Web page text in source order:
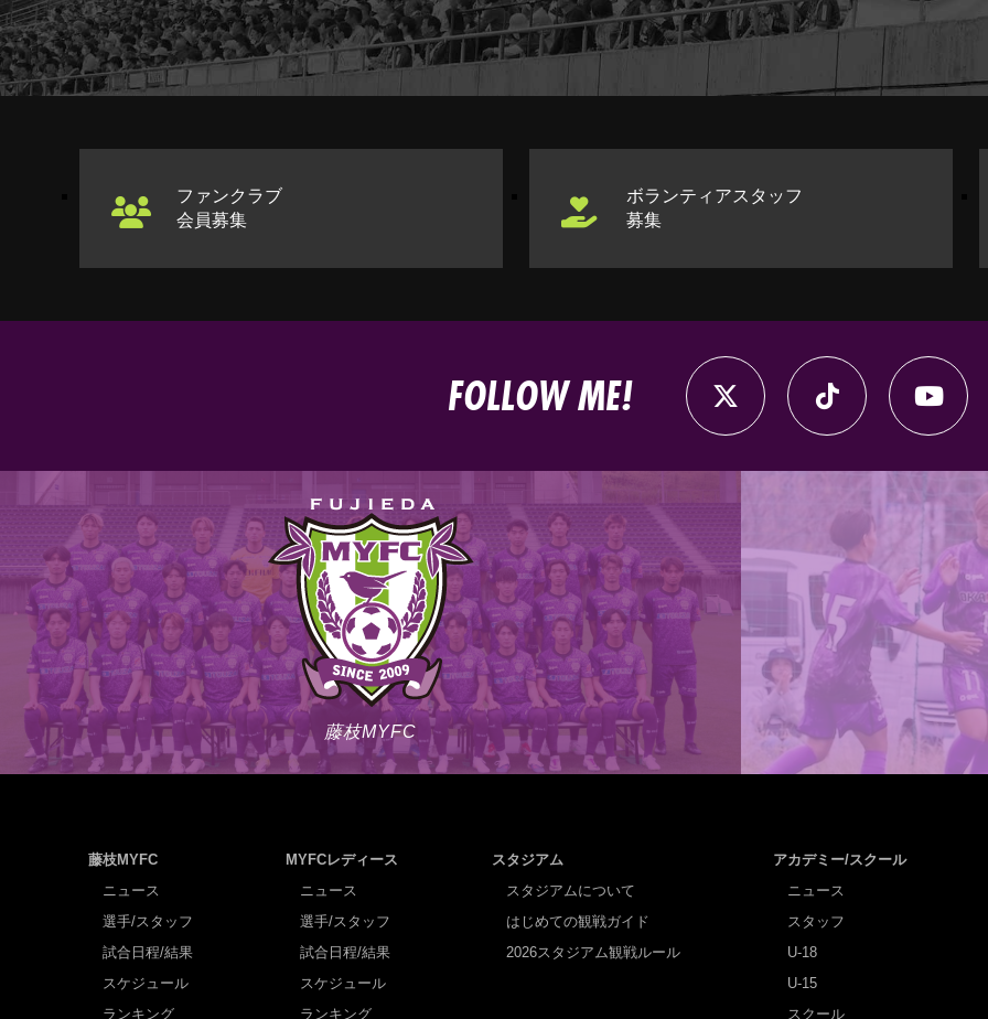
ファンクラブ
会員募集
ボランティアスタッフ
募集
FOLLOW ME!
藤枝MYFC
藤枝MYFC
ニュース
選手/スタッフ
試合日程/結果
スケジュール
ランキング
MYFCレディース
ニュース
選手/スタッフ
試合日程/結果
スケジュール
ランキング
スタジアム
スタジアムについて
はじめての観戦ガイド
2026スタジアム観戦ルール
アカデミー/スクール
ニュース
スタッフ
U-18
U-15
スクール